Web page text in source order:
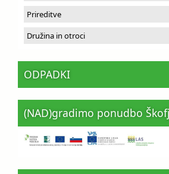
Prireditve
Družina in otroci
ODPADKI
(NAD)gradimo ponudbo